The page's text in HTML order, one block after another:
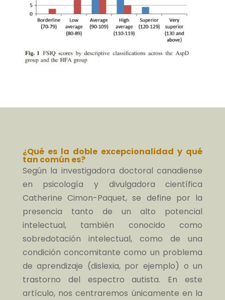
¿Qué es la doble excepcionalidad y qué
tan común es?
Según la investigadora doctoral canadiense
en psicología y divulgadora científica
Catherine Cimon-Paquet, se define por la
presencia tanto de un alto potencial
intelectual, también conocido como
sobredotación intelectual, como de una
condición concomitante como un problema
de aprendizaje (dislexia, por ejemplo) o un
trastorno del espectro autista. En este
artículo, nos centraremos únicamente en la